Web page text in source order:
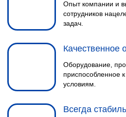
Опыт компании и
сотрудников
задач.
Качественное
Оборудование,
приспособленное
условиям.
Всегда